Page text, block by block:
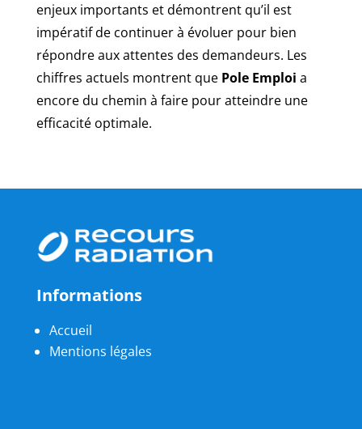
enjeux importants et démontrent qu’il est
impératif de continuer à évoluer pour bien
répondre aux attentes des demandeurs. Les
chiffres actuels montrent que Pole Emploi a
encore du chemin à faire pour atteindre une
efficacité optimale.
Informations
Accueil
Mentions légales